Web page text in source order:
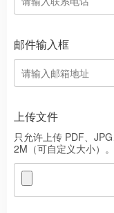
邮件输入框
上传文件
只允许上传 PDF、
2M（可自定义大小）。